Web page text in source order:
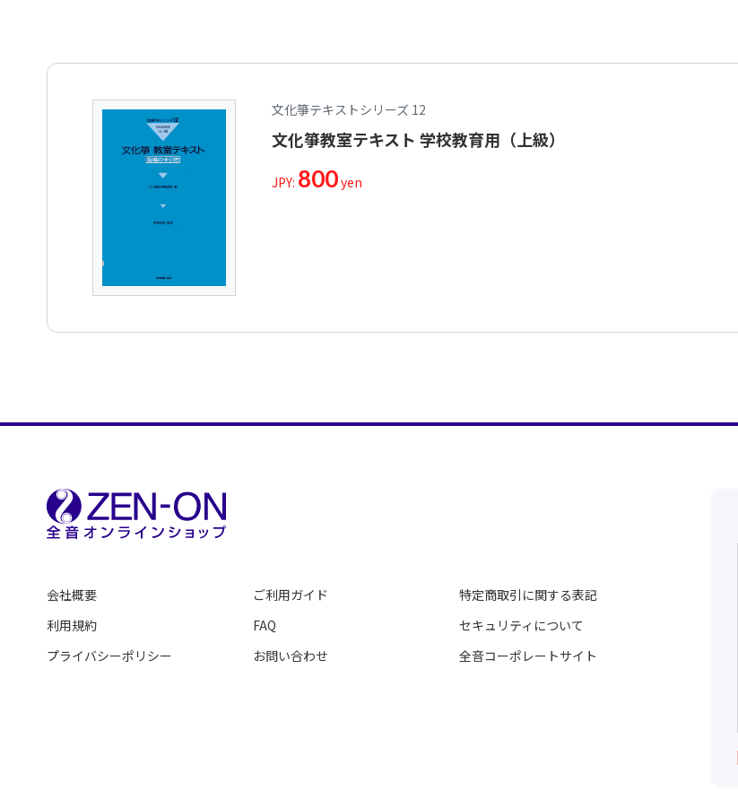
文化箏テキストシリーズ 12
文化箏教室テキスト 学校教育用（上級）
JPY: 800yen
会社概要
利用規約
プライバシーポリシー
ご利用ガイド
FAQ
お問い合わせ
特定商取引に関する表記
セキュリティについて
全音コーポレートサイト